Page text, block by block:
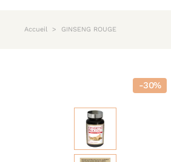
Accueil GINSENG ROUGE
-30%